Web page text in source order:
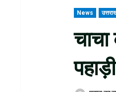
News